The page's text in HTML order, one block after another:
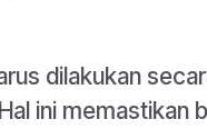
dilakukan
ini memastikan